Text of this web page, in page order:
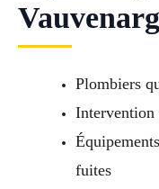
Plombiers
Intervention
fuites